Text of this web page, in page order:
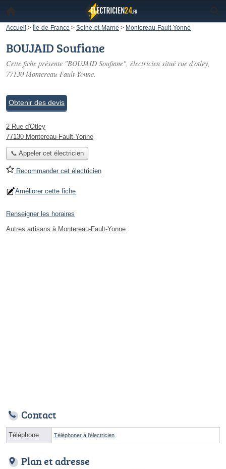
Accueil > Île-de-France > Seine-et-Marne > Montereau-Fault-Yonne
BOUJAID Soufiane
Cette fiche présente "BOUJAID Soufiane", électricien situé rue d'otley,
77130 Montereau-Fault-Yonne.
Obtenir des devis
2 Rue d'Otley
77130 Montereau-Fault-Yonne
📞 Appeler cet électricien
Recommander cet électricien
Améliorer cette fiche
Renseigner les horaires
Autres artisans à Montereau-Fault-Yonne
Contact
Téléphone Téléphoner à l'électricien
Plan et adresse